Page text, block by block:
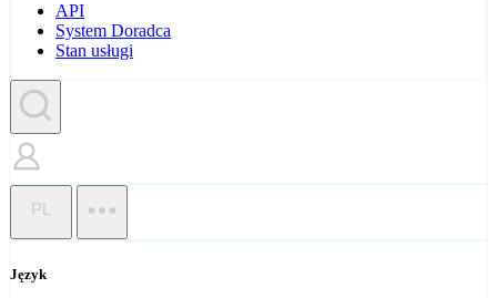
API
System Doradca
Stan usługi
PL
Język